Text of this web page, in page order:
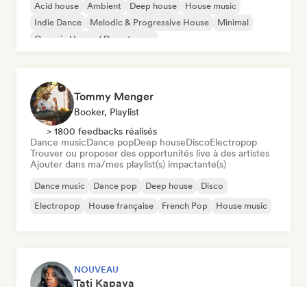
Acid house Ambient Deep house
House music
Indie Dance
Melodic & Progressive House
Minimal
Organic House / Downtempo
Tommy Menger
Booker, Playlist
> 1800 feedbacks réalisés
Dance musicDance popDeep houseDiscoElectropop
Trouver ou proposer des opportunités live à des artistes
Ajouter dans ma/mes playlist(s) impactante(s)
Dance music Dance pop Deep house
Disco
Electropop
House française French Pop House music
NOUVEAU
Tati Kapaya